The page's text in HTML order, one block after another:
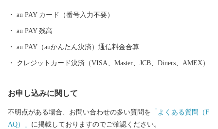
au PAY カード（番号入力不要）
au PAY 残高
au PAY（auかんたん決済）通信料金合算
クレジットカード決済（VISA、Master、JCB、Diners、AMEX）
お申し込みに関して
不明点がある場合、お問い合わせの多い質問を 「よくある質問（F
AQ）」 に掲載しておりますのでご確認ください。